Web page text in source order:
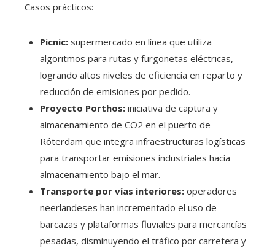
Casos prácticos:
Picnic: supermercado en línea que utiliza
algoritmos para rutas y furgonetas eléctricas,
logrando altos niveles de eficiencia en reparto y
reducción de emisiones por pedido.
Proyecto Porthos: iniciativa de captura y
almacenamiento de CO2 en el puerto de
Róterdam que integra infraestructuras logísticas
para transportar emisiones industriales hacia
almacenamiento bajo el mar.
Transporte por vías interiores: operadores
neerlandeses han incrementado el uso de
barcazas y plataformas fluviales para mercancías
pesadas, disminuyendo el tráfico por carretera y